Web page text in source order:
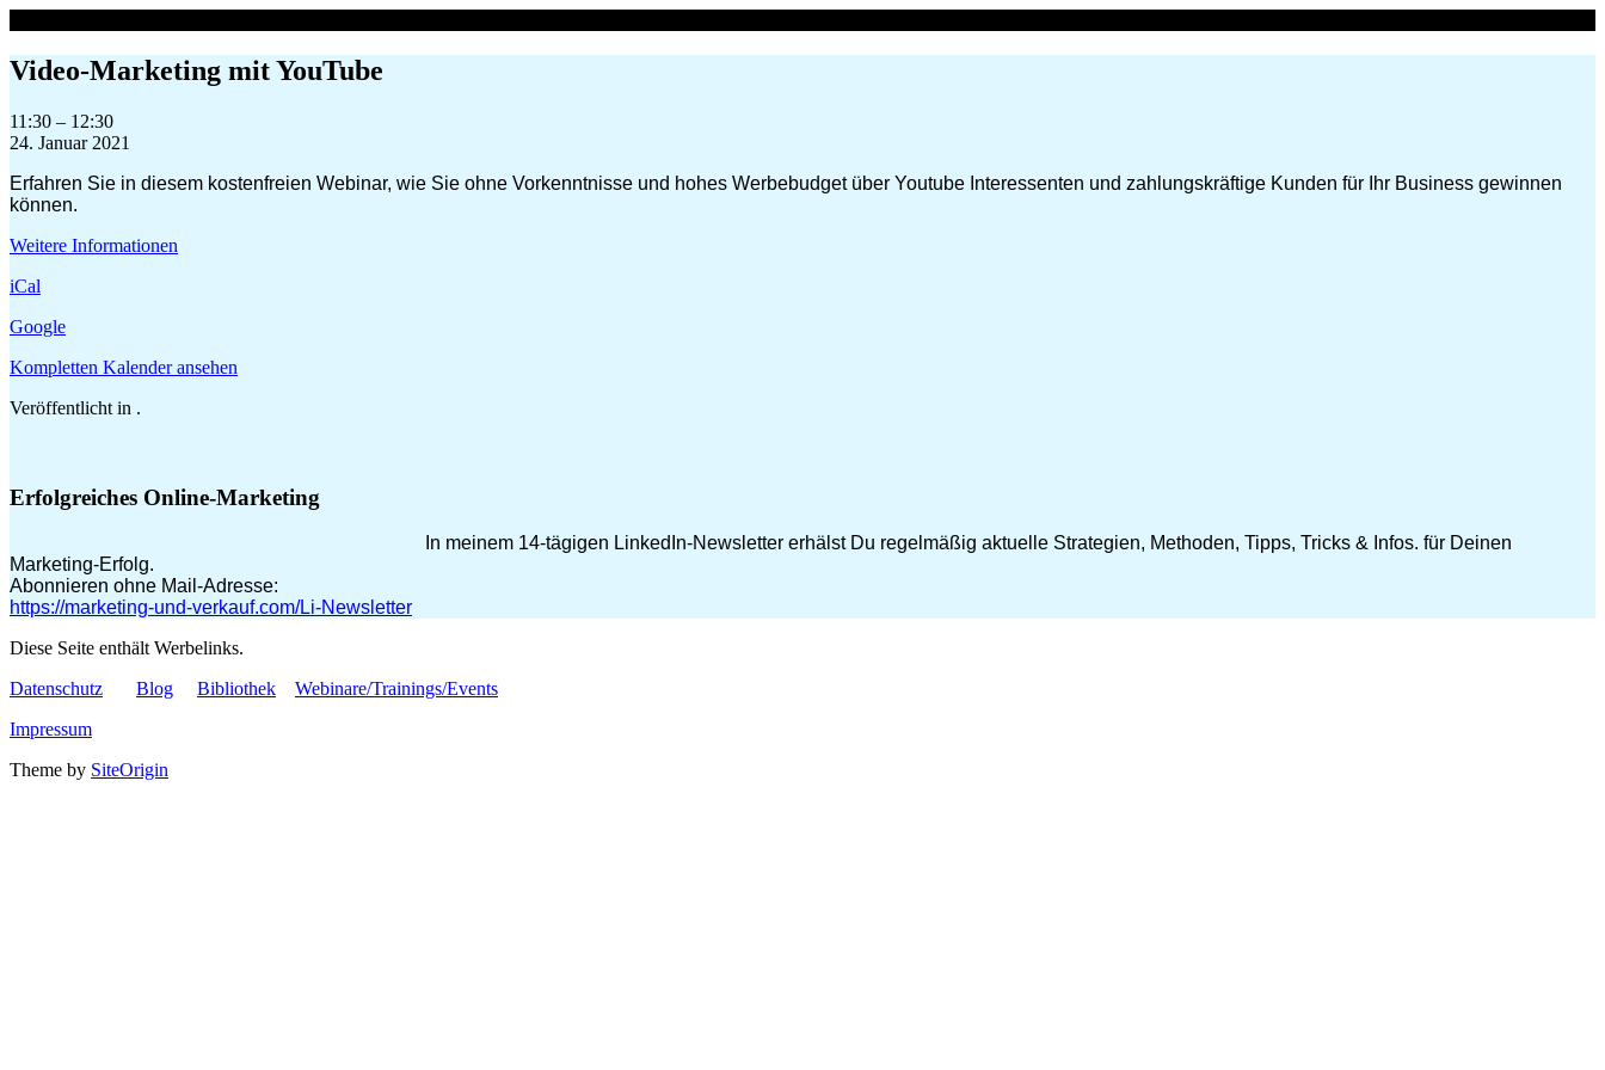
springen
Video-Marketing mit YouTube
Video-
Marketing
YouTube
11:30 – 12:30
24. Januar 2021
Erfahren Sie in diesem kostenfreien Webinar, wie Sie ohne Vorkenntnisse und hohes Werbebudget über Youtube Interessenten und zahlungskräftige Kunden für Ihr Business gewinnen
können.
Weitere Informationen
iCal
Google
Kompletten Kalender ansehen
Veröffentlicht in .
Erfolgreiches Online-Marketing
In meinem 14-tägigen LinkedIn-Newsletter erhälst Du regelmäßig aktuelle Strategien, Methoden, Tipps, Tricks & Infos. für Deinen
Marketing-Erfolg.
Abonnieren ohne Mail-Adresse:
https://marketing-und-verkauf.com/Li-Newsletter
Diese Seite enthält Werbelinks.
Datenschutz
Blog Bibliothek
Webinare/Trainings/Events
Impressum
Theme by SiteOrigin